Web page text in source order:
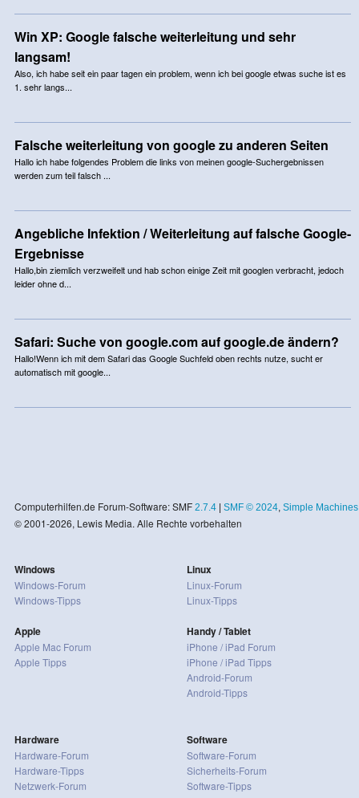
Win XP: Google falsche weiterleitung und sehr
langsam!
Also, ich habe seit ein paar tagen ein problem, wenn ich bei google etwas suche ist es
1. sehr langs...
Falsche weiterleitung von google zu anderen Seiten
Hallo ich habe folgendes Problem die links von meinen google-Suchergebnissen
werden zum teil falsch ...
Angebliche Infektion / Weiterleitung auf falsche Google-
Ergebnisse
Hallo,bin ziemlich verzweifelt und hab schon einige Zeit mit googlen verbracht, jedoch
leider ohne d...
Safari: Suche von google.com auf google.de ändern?
Hallo!Wenn ich mit dem Safari das Google Suchfeld oben rechts nutze, sucht er
automatisch mit google...
Computerhilfen.de Forum-Software: SMF 2.7.4| SMF © 2024, Simple Machines
© 2001-2026, Lewis Media. Alle Rechte vorbehalten
Windows
Windows-Forum
Windows-Tipps
Apple
Apple Mac Forum
Apple Tipps
Linux
Linux-Forum
Linux-Tipps
Handy / Tablet
iPhone / iPad Forum
iPhone / iPad Tipps
Android-Forum
Android-Tipps
Hardware
Hardware-Forum
Hardware-Tipps
Netzwerk-Forum
Software
Software-Forum
Sicherheits-Forum
Software-Tipps